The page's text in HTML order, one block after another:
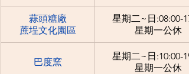
蒜頭糖廠
蔗埕文化園區
星期二~日:08:00-
星期一公休
巴度窯
星期二~日:10:00-
星期一公休